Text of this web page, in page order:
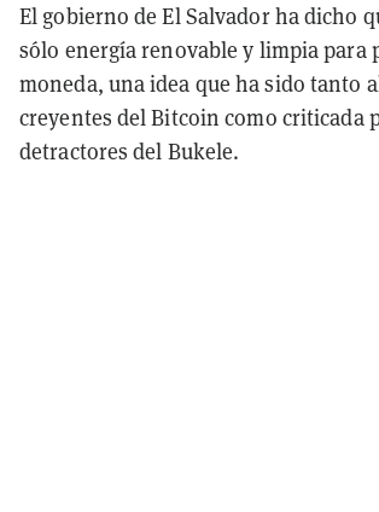
El gobierno de El Salvador ha dicho
sólo energía renovable y limpia para
moneda, una idea que ha sido tanto
creyentes del Bitcoin como criticada
detractores del Bukele.